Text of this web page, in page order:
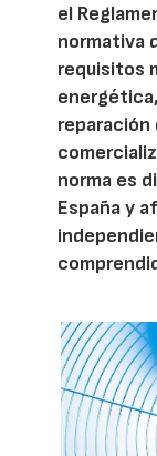
el
normativa
requisitos
norma es
España y